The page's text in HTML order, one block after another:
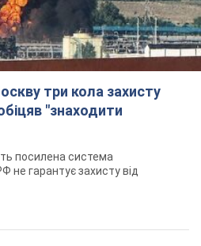
три кола захисту
"знаходити
посилена система
не гарантує захисту від